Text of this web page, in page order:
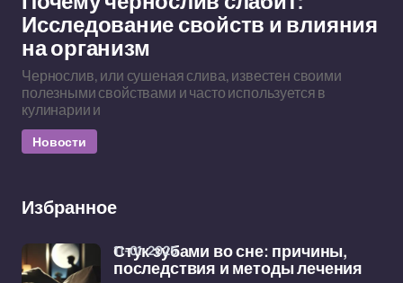
Исследование свойств и влияния
на организм
Чернослив, или сушеная слива, известен своими
полезными свойствами и часто используется в
кулинарии и
Новости
Избранное
Стук зубами во сне: причины,
последствия и методы лечения
11-01-2025